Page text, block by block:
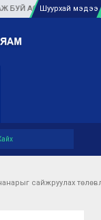
ГАЗАР ДЭЭР НЬ
Шуурхай мэдээ
сайжруулах